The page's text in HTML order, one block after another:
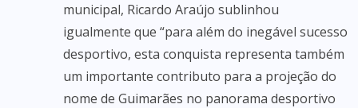
municipal, Ricardo Araújo sublinhou
igualmente que “para além do inegável sucesso
desportivo, esta conquista representa também
um importante contributo para a projeção do
nome de Guimarães no panorama desportivo